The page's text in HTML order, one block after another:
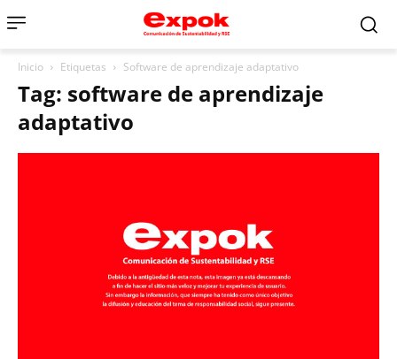
Inicio Etiquetas Software de aprendizaje adaptativo
Tag: software de aprendizaje
adaptativo